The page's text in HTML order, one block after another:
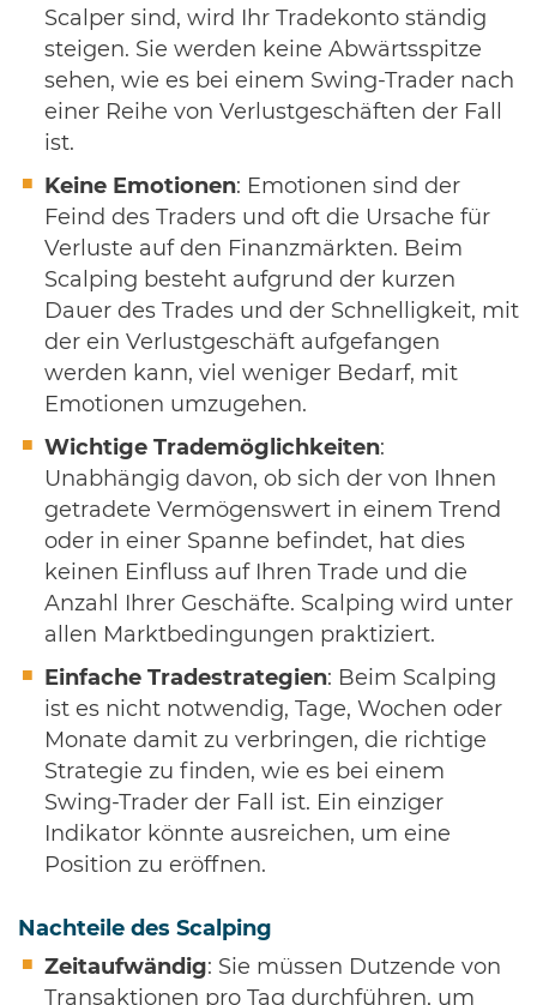
Scalper sind, wird Ihr Tradekonto ständig
steigen. Sie werden keine Abwärtsspitze
sehen, wie es bei einem Swing-Trader nach
einer Reihe von Verlustgeschäften der Fall
ist.
Keine Emotionen: Emotionen sind der
Feind des Traders und oft die Ursache für
Verluste auf den Finanzmärkten. Beim
Scalping besteht aufgrund der kurzen
Dauer des Trades und der Schnelligkeit, mit
der ein Verlustgeschäft aufgefangen
werden kann, viel weniger Bedarf, mit
Emotionen umzugehen.
Wichtige Trademöglichkeiten:
Unabhängig davon, ob sich der von Ihnen
getradete Vermögenswert in einem Trend
oder in einer Spanne befindet, hat dies
keinen Einfluss auf Ihren Trade und die
Anzahl Ihrer Geschäfte. Scalping wird unter
allen Marktbedingungen praktiziert.
Einfache Tradestrategien: Beim Scalping
ist es nicht notwendig, Tage, Wochen oder
Monate damit zu verbringen, die richtige
Strategie zu finden, wie es bei einem
Swing-Trader der Fall ist. Ein einziger
Indikator könnte ausreichen, um eine
Position zu eröffnen.
Nachteile des Scalping
Zeitaufwändig: Sie müssen Dutzende von
Transaktionen pro Tag durchführen, um